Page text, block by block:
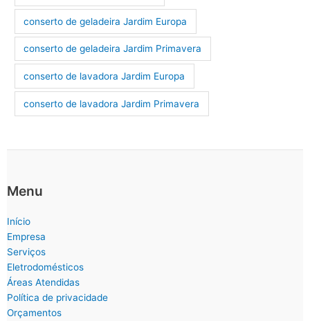
conserto de geladeira Jardim Europa
conserto de geladeira Jardim Primavera
conserto de lavadora Jardim Europa
conserto de lavadora Jardim Primavera
Menu
Início
Empresa
Serviços
Eletrodomésticos
Áreas Atendidas
Política de privacidade
Orçamentos